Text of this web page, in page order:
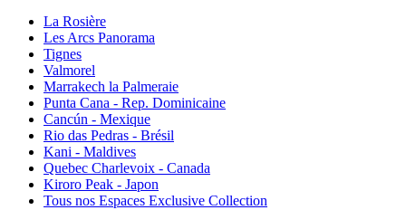
La Rosière
Les Arcs Panorama
Tignes
Valmorel
Marrakech la Palmeraie
Punta Cana - Rep. Dominicaine
Cancún - Mexique
Rio das Pedras - Brésil
Kani - Maldives
Quebec Charlevoix - Canada
Kiroro Peak - Japon
Tous nos Espaces Exclusive Collection